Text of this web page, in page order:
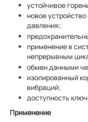
устойчивое
новое
давления;
применение в
непрерывным
обмен данными
изолированный
вибраций;
доступность
Применение